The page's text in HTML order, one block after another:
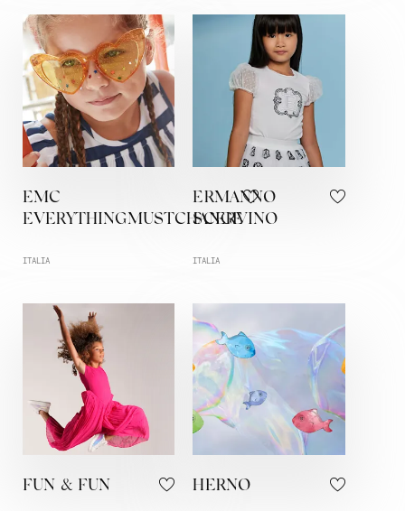
EMC
EVERYTHINGMUSTCHANGE
ITALIA
ERMANNO
SCERVINO
ITALIA
FUN & FUN HERNO